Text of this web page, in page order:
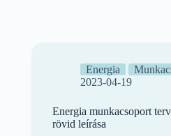
Energia
2023-04-19
Energia munkacsoport
rövid leírása